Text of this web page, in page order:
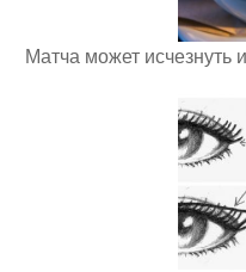
Матча может исчезнуть